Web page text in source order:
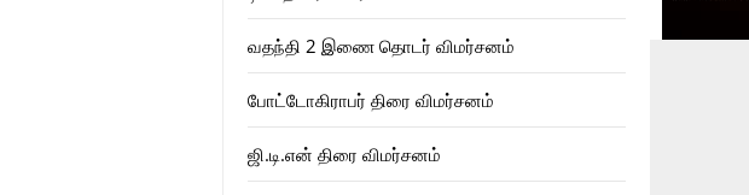
வதந்தி 2 இணை தொடர் விமர்சனம்
போட்டோகிராபர் திரை விமர்சனம்
ஜி.டி.என் திரை விமர்சனம்